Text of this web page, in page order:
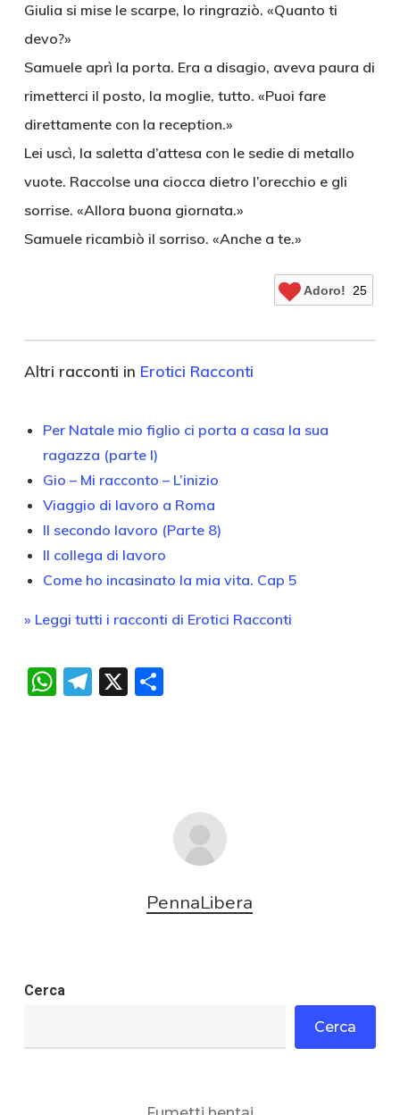
Giulia si mise le scarpe, lo ringraziò. «Quanto ti
devo?»
Samuele aprì la porta. Era a disagio, aveva paura di
rimetterci il posto, la moglie, tutto. «Puoi fare
direttamente con la reception.»
Lei uscì, la saletta d’attesa con le sedie di metallo
vuote. Raccolse una ciocca dietro l’orecchio e gli
sorrise. «Allora buona giornata.»
Samuele ricambiò il sorriso. «Anche a te.»
Adoro! 25
Altri racconti in Erotici Racconti
Per Natale mio figlio ci porta a casa la sua
ragazza (parte I)
Gio – Mi racconto – L’inizio
Viaggio di lavoro a Roma
Il secondo lavoro (Parte 8)
Il collega di lavoro
Come ho incasinato la mia vita. Cap 5
» Leggi tutti i racconti di Erotici Racconti
WhatsApp
Telegram
X Condividi
PennaLibera
Cerca
Cerca